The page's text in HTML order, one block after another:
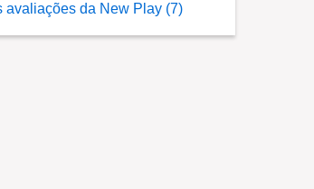
avaliações da New Play (7)